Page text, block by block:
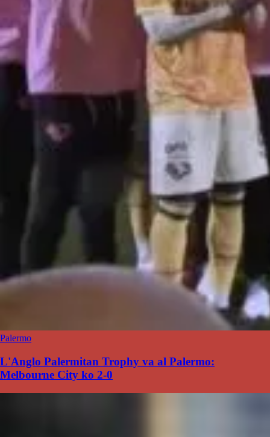
Palermo
L'Anglo Palermitan Trophy va al Palermo:
Melbourne City ko 2-0